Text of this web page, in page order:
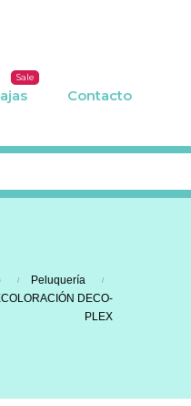
Sale
Contacto
Peluquería
DECO-
PLEX